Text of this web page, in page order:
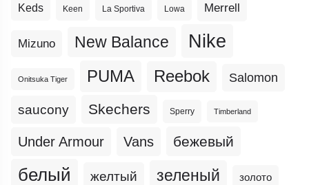
Keds Keen La Sportiva Lowa Merrell
Mizuno New Balance Nike
Onitsuka Tiger PUMA Reebok Salomon
saucony Skechers Sperry Timberland
Under Armour Vans бежевый
белый желтый зеленый золото